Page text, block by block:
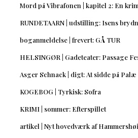
Mord på Vibrafonen | kapitel 2: En
RUNDETAARN | udstilling: Isens
boganmeldelse | frevert: GÅ TUR
HELSINGØR | Gadeteater: Passage
Asger Schnack | digt: At sidde på
KOGEBOG | Tyrkisk: Sofra
KRIMI | sommer: Efterspillet
artikel | Nyt hovedværk af